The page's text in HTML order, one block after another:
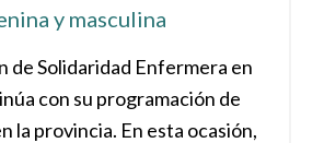
y masculina
de Solidaridad Enfermera en
con su programación de
la provincia. En esta ocasión,